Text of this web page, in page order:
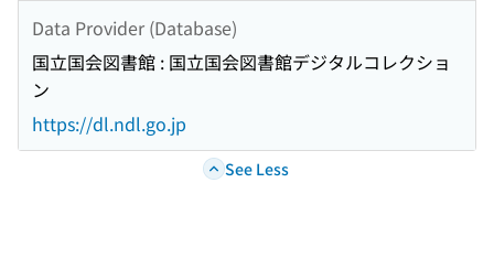
Data Provider (Database)
国立国会図書館 : 国立国会図書館デジタルコレクショ
ン
https://dl.ndl.go.jp
See Less